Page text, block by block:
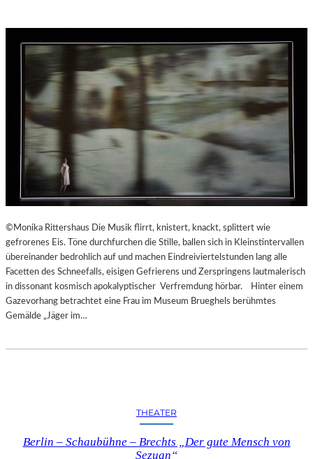
©Monika Rittershaus Die Musik flirrt, knistert, knackt, splittert wie
gefrorenes Eis. Töne durchfurchen die Stille, ballen sich in Kleinstintervallen
übereinander bedrohlich auf und machen Eindreiviertelstunden lang alle
Facetten des Schneefalls, eisigen Gefrierens und Zerspringens lautmalerisch
in dissonant kosmisch apokalyptischer Verfremdung hörbar. Hinter einem
Gazevorhang betrachtet eine Frau im Museum Brueghels berühmtes
Gemälde „Jäger im…
THEATER
Berlin – Schaubühne – Brechts „Der gute Mensch von
Sezuan“